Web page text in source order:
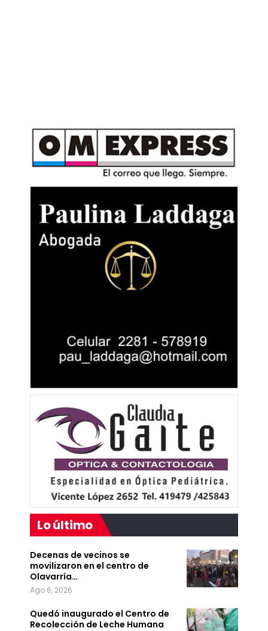
Lo último
Decenas de vecinos se
movilizaron en el centro de
Olavarría…
Ago 6, 2026
Quedó inaugurado el Centro de
Recolección de Leche Humana